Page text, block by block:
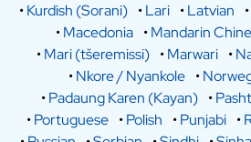
•Kurdish (Sorani) •Lari •Latvian •
•Macedonia •Mandarin
•Mari (tšeremissi) •Marwari •
•Nkore / Nyankole •
•Padaung Karen (Kayan) •
•Portuguese •Polish •Punjabi •